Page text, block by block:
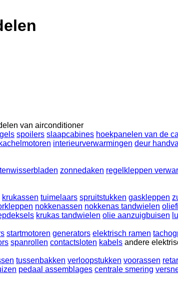
van airconditioner
spoilers slaapcabines hoekpanelen van de
kachelmotoren interieurverwarmingen deur
zonnedaken regelkleppen
krukassen tuimelaars spruitstukken gaskleppen
nokkenassen nokkenas tandwielen
krukas tandwielen olie aanzuigbuisen
startmotoren generators elektrisch ramen
spanrollen contactsloten kabels andere
tussenbakken verloopstukken voorassen
pedaal assemblages centrale smering